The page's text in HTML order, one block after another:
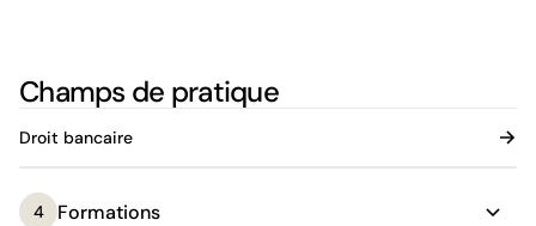
Champs de pratique
Droit bancaire
4 Formations